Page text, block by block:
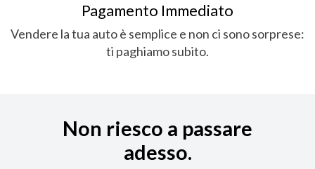
Pagamento Immediato
Vendere la tua auto è semplice e non ci sono sorprese:
ti paghiamo subito.
Non riesco a passare
adesso.